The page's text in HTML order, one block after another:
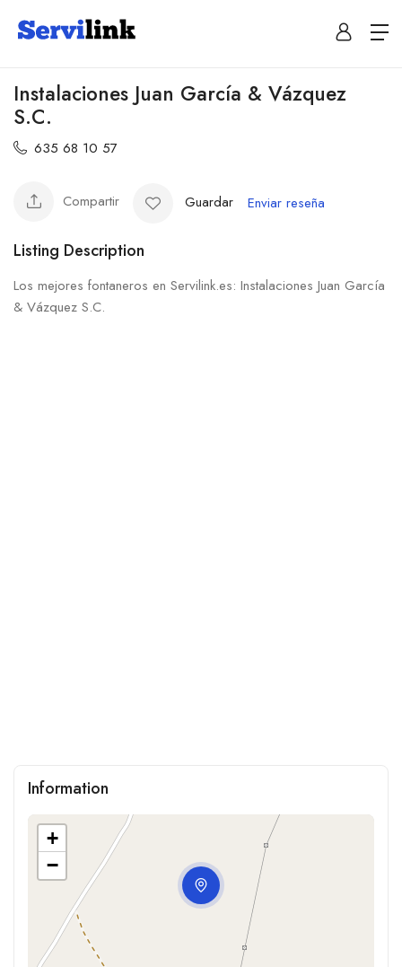
Instalaciones Juan García & Vázquez
S.C.
635 68 10 57
Compartir Guardar Enviar reseña
Listing Description
Los mejores fontaneros en Servilink.es: Instalaciones Juan García
& Vázquez S.C.
Information
+
−